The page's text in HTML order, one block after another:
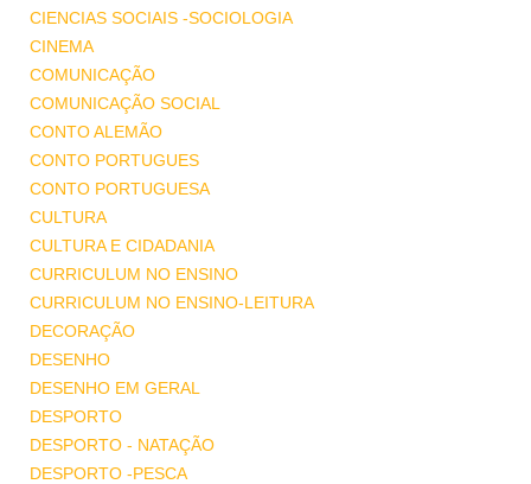
CIENCIAS SOCIAIS -SOCIOLOGIA
CINEMA
COMUNICAÇÃO
COMUNICAÇÃO SOCIAL
CONTO ALEMÃO
CONTO PORTUGUES
CONTO PORTUGUESA
CULTURA
CULTURA E CIDADANIA
CURRICULUM NO ENSINO
CURRICULUM NO ENSINO-LEITURA
DECORAÇÃO
DESENHO
DESENHO EM GERAL
DESPORTO
DESPORTO - NATAÇÃO
DESPORTO -PESCA